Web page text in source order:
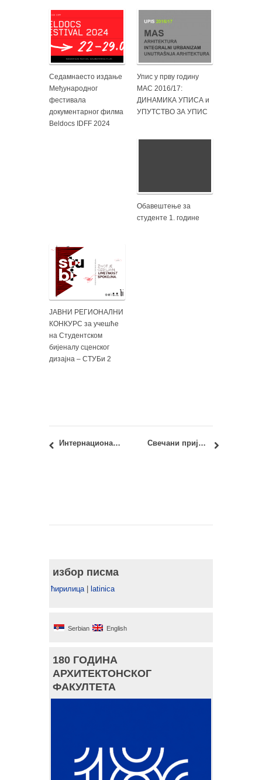
Седамнаесто издање
Међународног
фестивала
документарног филма
Beldocs IDFF 2024
Упис у прву годину
МАС 2016/17:
ДИНАМИКА УПИСА и
УПУТСТВО ЗА УПИС
Обавештење за
студенте 1. године
ЈАВНИ РЕГИОНАЛНИ
КОНКУРС за учешће
на Студентском
бијеналу сценског
дизајна – СТУБи 2
Интернационални студентски конкурс – Woodencity Свечани пријем студената прве године, 29. септембар 2023. године у 18 часова
избор писма
ћирилица latinica
Serbian English
180 ГОДИНА
АРХИТЕКТОНСКОГ
ФАКУЛТЕТА